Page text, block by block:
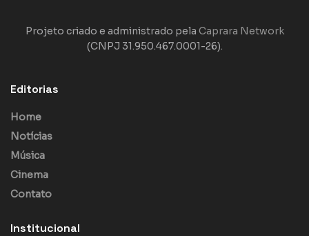
Projeto criado e administrado pela Caprara Network
(CNPJ 31.950.467.0001-26).
Editorias
Home
Notícias
Música
Cinema
Contato
Institucional